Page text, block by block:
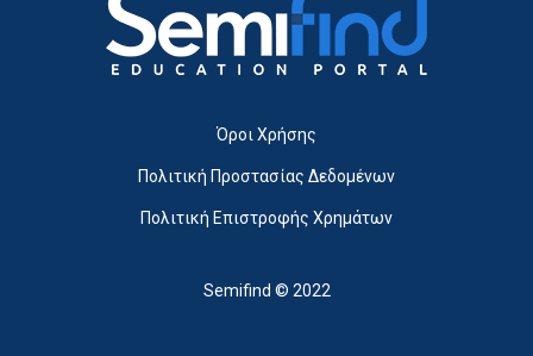
Όροι Χρήσης
Πολιτική Προστασίας Δεδομένων
Πολιτική Επιστροφής Χρημάτων
Semifind © 2022